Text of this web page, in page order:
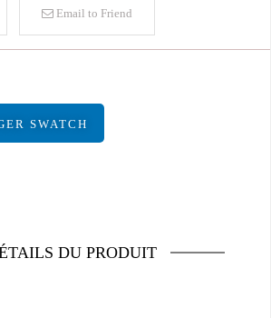
Email to Friend
SWATCH
DU PRODUIT